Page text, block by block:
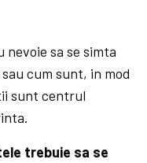
nevoie sa se simta
cum sunt, in mod
sunt centrul
trebuie sa se